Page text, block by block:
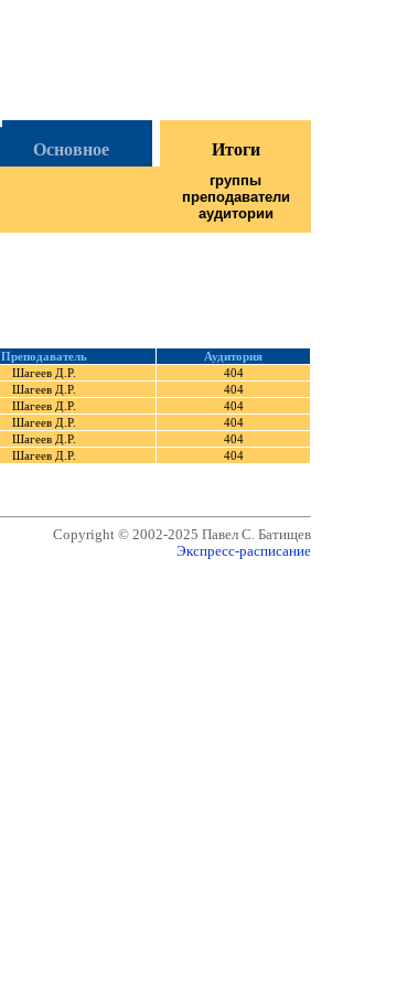
Основное Итоги
группы
преподаватели
аудитории
Преподаватель
Аудитория
Шагеев Д.Р.
404
Шагеев Д.Р.
404
Шагеев Д.Р.
404
Шагеев Д.Р.
404
Шагеев Д.Р.
404
Шагеев Д.Р. 404
Copyright © 2002-2025 Павел С. Батищев
Экспресс-расписание